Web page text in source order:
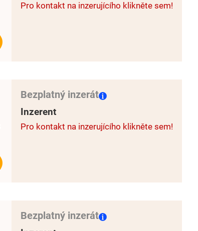
Pro kontakt na inzerujícího klikněte sem!
Bezplatný inzerát
Inzerent
Pro kontakt na inzerujícího klikněte sem!
Bezplatný inzerát